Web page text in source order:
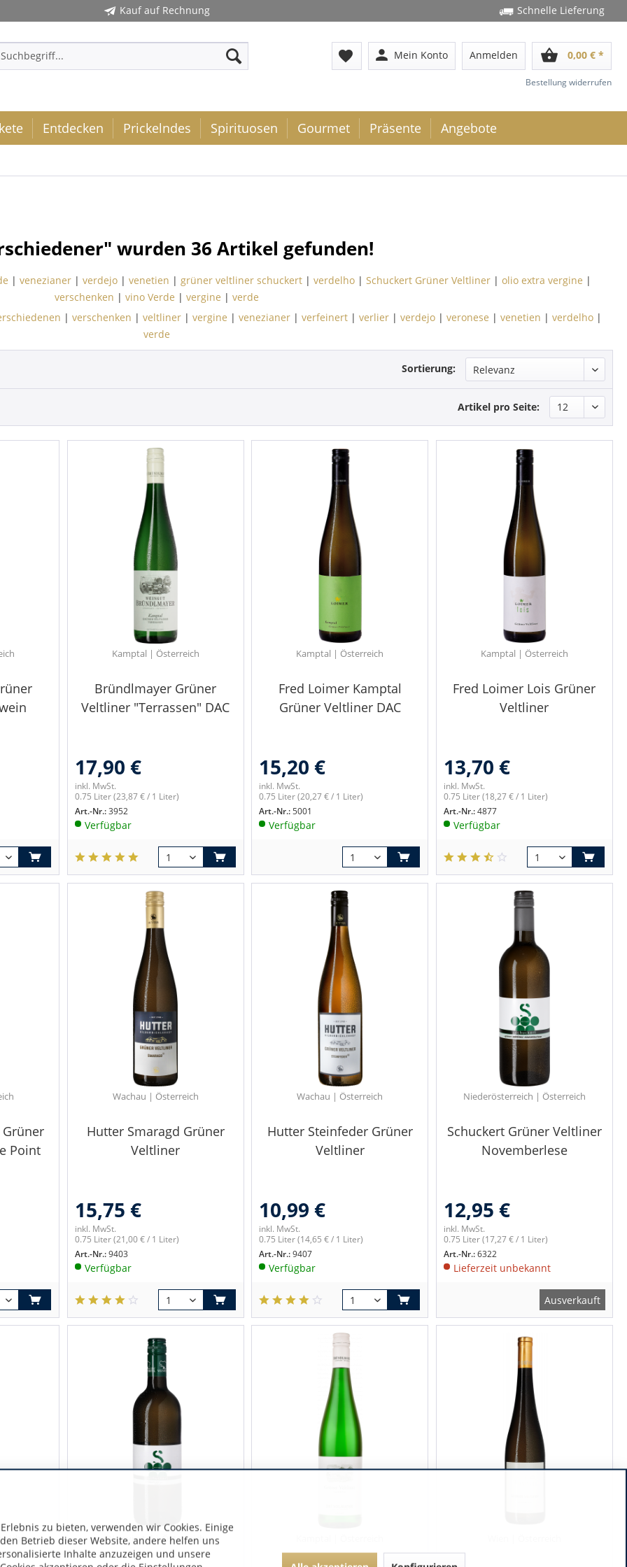
Kauf auf Rechnung Schnelle Lieferung
favorite person Mein Konto Anmelden shopping_basket 0,00 € *
Bestellung widerrufen
Entdecken Prickelndes Spirituosen Gourmet Präsente Angebote
wurden 36 Artikel gefunden!
| venezianer | verdejo | venetien | grüner veltliner schuckert | verdelho | Schuckert Grüner Veltliner | olio extra vergine |
verschenken | vino Verde | vergine | verde
| verschenken | veltliner | vergine | venezianer | verfeinert | verlier | verdejo | veronese | venetien | verdelho |
verde
Sortierung:
Artikel pro Seite:
Kamptal | Österreich
Bründlmayer Grüner
Veltliner "Terrassen" DAC
17,90 €
inkl. MwSt.
0.75 Liter(23,87 € / 1 Liter)
Art.-Nr.:3952
Verfügbar
Kamptal | Österreich
Fred Loimer Kamptal
Grüner Veltliner DAC
15,20 €
inkl. MwSt.
0.75 Liter(20,27 € / 1 Liter)
Art.-Nr.:5001
Verfügbar
Kamptal | Österreich
Fred Loimer Lois Grüner
Veltliner
13,70 €
inkl. MwSt.
0.75 Liter(18,27 € / 1 Liter)
Art.-Nr.:4877
Verfügbar
Point
Wachau | Österreich
Hutter Smaragd Grüner
Veltliner
15,75 €
inkl. MwSt.
0.75 Liter(21,00 € / 1 Liter)
Art.-Nr.:9403
Verfügbar
Wachau | Österreich
Hutter Steinfeder Grüner
Veltliner
10,99 €
inkl. MwSt.
0.75 Liter(14,65 € / 1 Liter)
Art.-Nr.:9407
Verfügbar
Niederösterreich | Österreich
Schuckert Grüner Veltliner
Novemberlese
12,95 €
inkl. MwSt.
0.75 Liter(17,27 € / 1 Liter)
Art.-Nr.:6322
Lieferzeit unbekannt
Ausverkauft
Weinviertel | Österreich
zu bieten, verwenden wir Cookies. Einige
Betrieb dieser Website, andere helfen uns
Inhalte anzuzeigen und unsere